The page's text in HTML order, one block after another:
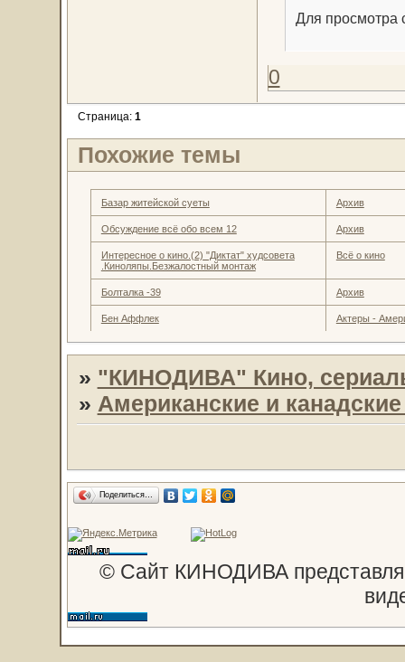
Для просмотра
0
Страница: 1
Похожие темы
Базар житейской суеты Архив
Обсуждение всё обо всем 12 Архив
Интересное о кино.(2) "Диктат" худсовета
.Киноляпы.Безжалостный монтаж
Всё о кино
Болталка -39 Архив
Бен Аффлек Актеры -
» "КИНОДИВА" Кино,
» Американские и
Поделиться…
© Сайт КИНОДИВА